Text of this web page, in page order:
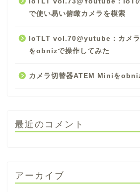
で使い易い俯瞰カメラを模索
IoTLT vol.70@yutube：カメ
をobnizで操作してみた
カメラ切替器ATEM Miniを
最近のコメント
アーカイブ